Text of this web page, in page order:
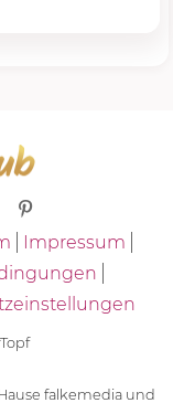
Impressum
falkemedia und